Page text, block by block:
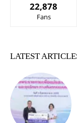
22,878
Fans
LATEST